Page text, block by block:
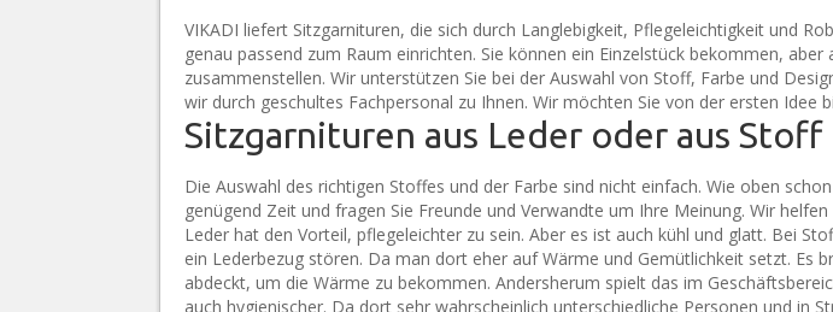
VIKADI liefert Sitzgarnituren, die sich durch Langlebigkeit, Pflegeleichtigkeit und
genau passend zum Raum einrichten. Sie können ein Einzelstück bekommen,
zusammenstellen. Wir unterstützen Sie bei der Auswahl von Stoff, Farbe und
wir durch geschultes Fachpersonal zu Ihnen. Wir möchten Sie von der ersten Idee
Sitzgarnituren aus Leder oder aus Stoff
Die Auswahl des richtigen Stoffes und der Farbe sind nicht einfach. Wie oben
genügend Zeit und fragen Sie Freunde und Verwandte um Ihre Meinung. Wir
Leder hat den Vorteil, pflegeleichter zu sein. Aber es ist auch kühl und glatt. Bei
ein Lederbezug stören. Da man dort eher auf Wärme und Gemütlichkeit setzt. Es
abdeckt, um die Wärme zu bekommen. Andersherum spielt das im
auch hygienischer. Da dort sehr wahrscheinlich unterschiedliche Personen und in